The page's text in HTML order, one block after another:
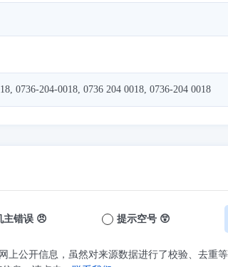
0736-204-0018, 0736 204 0018, 0736-204 0018
主错误 😠 提示空号 😲
上公开信息，虽然对来源数据进行了校验、去重